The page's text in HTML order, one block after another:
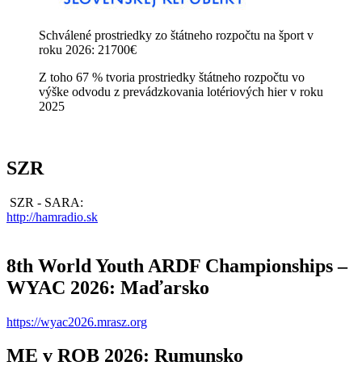
Schválené prostriedky zo štátneho rozpočtu na šport v
roku 2026: 21700€
Z toho 67 % tvoria prostriedky štátneho rozpočtu vo
výške odvodu z prevádzkovania lotériových hier v roku
2025
SZR
SZR - SARA:
http://hamradio.sk
8th World Youth ARDF Championships –
WYAC 2026: Maďarsko
https://wyac2026.mrasz.org
ME v ROB 2026: Rumunsko